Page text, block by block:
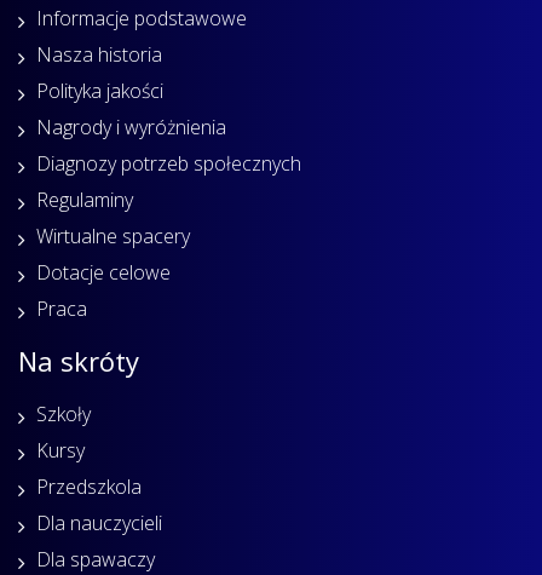
Informacje podstawowe
Nasza historia
Polityka jakości
Nagrody i wyróżnienia
Diagnozy potrzeb społecznych
Regulaminy
Wirtualne spacery
Dotacje celowe
Praca
Na skróty
Szkoły
Kursy
Przedszkola
Dla nauczycieli
Dla spawaczy